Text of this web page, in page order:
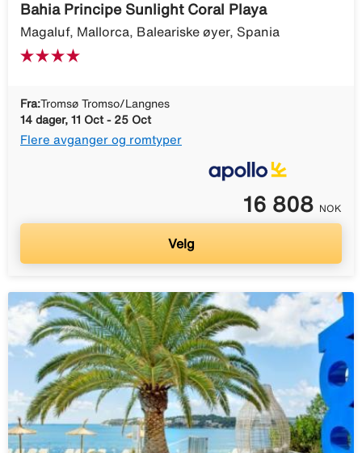
Bahia Principe Sunlight Coral Playa
Magaluf, Mallorca, Baleariske øyer, Spania
Fra:Tromsø Tromso/Langnes
14 dager, 11 Oct - 25 Oct
Flere avganger og romtyper
16 808 NOK
Velg